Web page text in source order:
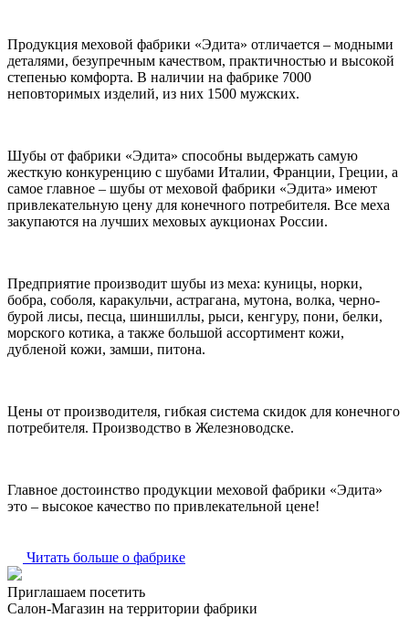
Продукция меховой фабрики «Эдита» отличается – модными
деталями, безупречным качеством, практичностью и высокой
степенью комфорта. В наличии на фабрике 7000
неповторимых изделий, из них 1500 мужских.
Шубы от фабрики «Эдита» способны выдержать самую
жесткую конкуренцию с шубами Италии, Франции, Греции, а
самое главное – шубы от меховой фабрики «Эдита» имеют
привлекательную цену для конечного потребителя. Все меха
закупаются на лучших меховых аукционах России.
Предприятие производит шубы из меха: куницы, норки,
бобра, соболя, каракульчи, астрагана, мутона, волка, черно-
бурой лисы, песца, шиншиллы, рыси, кенгуру, пони, белки,
морского котика, а также большой ассортимент кожи,
дубленой кожи, замши, питона.
Цены от производителя, гибкая система скидок для конечного
потребителя. Производство в Железноводске.
Главное достоинство продукции меховой фабрики «Эдита»
это – высокое качество по привлекательной цене!
Читать больше о фабрике
Приглашаем посетить
Салон-Магазин на территории фабрики